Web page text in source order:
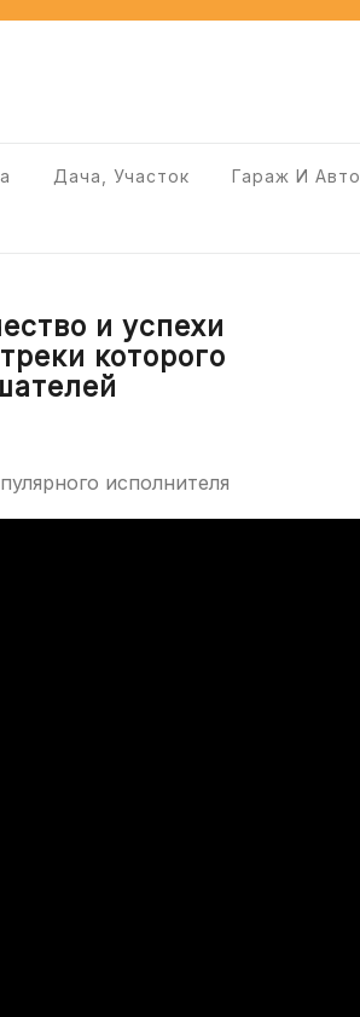
Дача, Участок Гараж И Авто
и успехи
которого